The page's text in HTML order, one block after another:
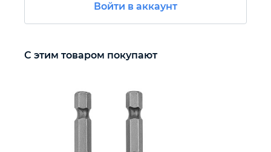
Крепежный инструмент
Войти в аккаунт
С этим товаром покупают